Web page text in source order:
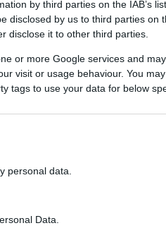
by third parties on the IAB’s
disclosed by us to third parties on
disclose it to other third parties.
or more Google services and
visit or usage behaviour. You
tags to use your data for below
personal data.
Data.